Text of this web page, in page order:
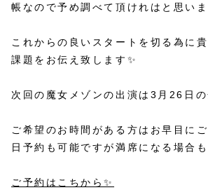
帳なので予め調べて頂けれはと思い
これからの良いスタートを切る為に
課題をお伝え致します✨
次回の魔女メゾンの出演は3月26日の
ご希望のお時間がある方はお早目に
日予約も可能ですが満席になる場合も
ご予約はこちから✨